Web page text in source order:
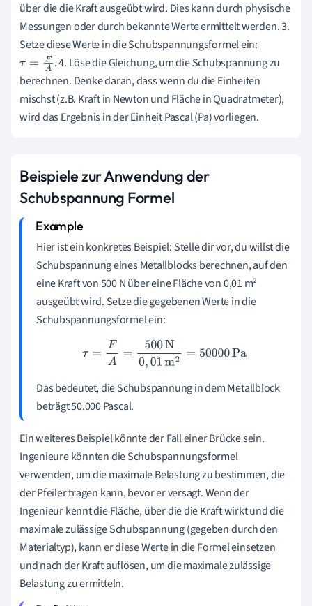
über die die Kraft ausgeübt wird. Dies kann durch physische
Messungen oder durch bekannte Werte ermittelt werden. 3.
Setze diese Werte in die Schubspannungsformel ein:
τ= FA
. 4. Löse die Gleichung, um die Schubspannung zu
berechnen. Denke daran, dass wenn du die Einheiten
mischst (z.B. Kraft in Newton und Fläche in Quadratmeter),
wird das Ergebnis in der Einheit Pascal (Pa) vorliegen.
Beispiele zur Anwendung der
Schubspannung Formel
Hier ist ein konkretes Beispiel: Stelle dir vor, du willst die
Schubspannung eines Metallblocks berechnen, auf den
eine Kraft von 500 N über eine Fläche von 0,01 m²
ausgeübt wird. Setze die gegebenen Werte in die
Schubspannungsformel ein:
τ=FA =500N0,01m2 =50000Pa
Das bedeutet, die Schubspannung in dem Metallblock
beträgt 50.000 Pascal.
Ein weiteres Beispiel könnte der Fall einer Brücke sein.
Ingenieure könnten die Schubspannungsformel
verwenden, um die maximale Belastung zu bestimmen, die
der Pfeiler tragen kann, bevor er versagt. Wenn der
Ingenieur kennt die Fläche, über die die Kraft wirkt und die
maximale zulässige Schubspannung (gegeben durch den
Materialtyp), kann er diese Werte in die Formel einsetzen
und nach der Kraft auflösen, um die maximale zulässige
Belastung zu ermitteln.